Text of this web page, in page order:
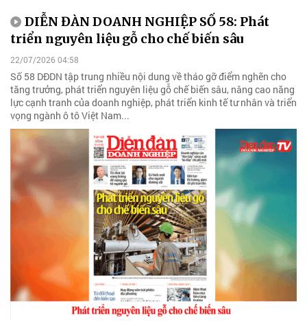
DIỄN ĐÀN DOANH NGHIỆP SỐ 58: Phát
triển nguyên liệu gỗ cho chế biến sâu
22/07/2026 04:58
Số 58 DĐDN tập trung nhiều nội dung về tháo gỡ điểm nghẽn cho
tăng trưởng, phát triển nguyên liệu gỗ chế biến sâu, nâng cao năng
lực cạnh tranh của doanh nghiệp, phát triển kinh tế tư nhân và triển
vọng ngành ô tô Việt Nam...